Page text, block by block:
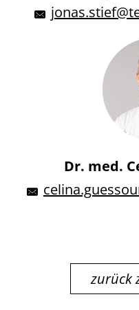
Dr. med.
zurück